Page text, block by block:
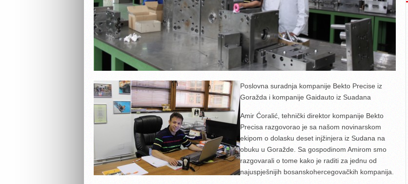
Poslovna suradnja kompanije Bekto Precise iz
Goražda i kompanije Gaidauto iz Suadana
Amir Ćoralić, tehnički direktor kompanije Bekto
Precisa razgovorao je sa našom novinarskom
ekipom o dolasku deset injžinjera iz Sudana na
obuku u Goražde. Sa gospodinom Amirom smo
razgovarali o tome kako je raditi za jednu od
najuspješnijih bosanskohercegovačkih kompanija.